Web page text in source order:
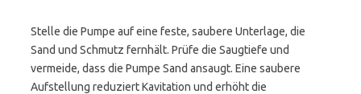
Stelle die Pumpe auf eine feste, saubere Unterlage, die
Sand und Schmutz fernhält. Prüfe die Saugtiefe und
vermeide, dass die Pumpe Sand ansaugt. Eine saubere
Aufstellung reduziert Kavitation und erhöht die